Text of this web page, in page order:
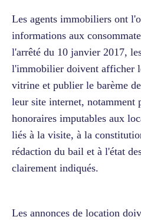
Les agents immobiliers ont
informations aux
l'arrêté du 10 janvier 2017,
l'immobilier doivent afficher
vitrine et publier le barème
leur site internet, notamment
honoraires imputables aux
liés à la visite, à la
rédaction du bail et à l'état
clairement indiqués.
Les annonces de location